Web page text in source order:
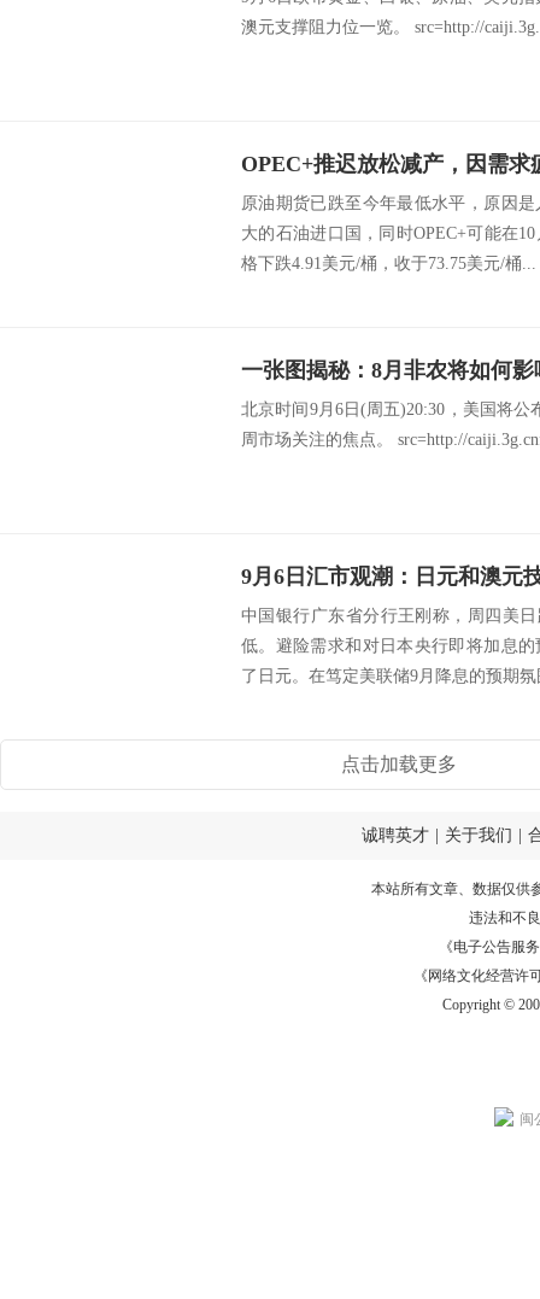
澳元支撑阻力位一览。 src=http://
OPEC+推迟放松减产，因需求
原油期货已跌至今年最低水平，原因
大的石油进口国，同时OPEC+可能在
格下跌4.91美元/桶，收于73.75美元/桶...
一张图揭秘：8月非农将如何
北京时间9月6日(周五)20:30，美国将
周市场关注的焦点。 src=http://
9月6日汇市观潮：日元和澳元
中国银行广东省分行王刚称，周四美
低。避险需求和对日本央行即将加息
了日元。在笃定美联储9月降息的预期
点击加载更多
诚聘英才 关于我们
本站所有文章、数据仅供
违法和不
《电子公告服务
《网络文化经营许
Copyright ©
闽